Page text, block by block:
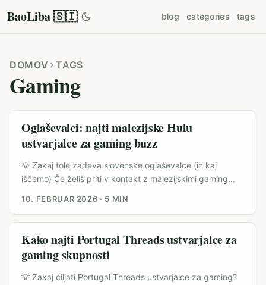
BaoLiba 🇸🇮 blog categories tags
DOMOV TAGS
Gaming
Oglaševalci: najti malezijske Hulu
ustvarjalce za gaming buzz
💡 Zakaj tole zadeva slovenske oglaševalce (in kaj
iščemo) Če želiš priti v kontakt z malezijskimi gaming
delujejo hibridno — streami, kratke reakcije in lokalne
kulturne vsebine — in 2) gaming awareness ni enako kot
čisti reach; gre za vpletenost, trust in aktivacijo skupnosti
(turnirji, Discord, kampusi). ...
10. FEBRUAR 2026 · 5 MIN
Kako najti Portugal Threads ustvarjalce za
gaming skupnosti
💡 Zakaj ciljati Portugal Threads ustvarjalce za gaming?